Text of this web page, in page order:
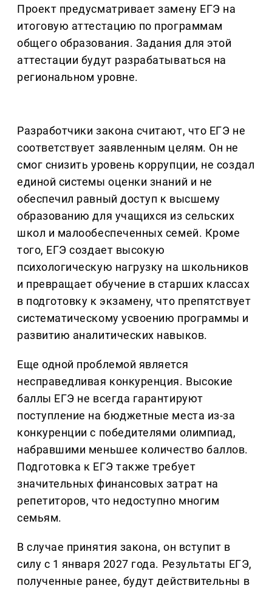
Проект предусматривает замену ЕГЭ на
итоговую аттестацию по программам
общего образования. Задания для этой
аттестации будут разрабатываться на
региональном уровне.
Разработчики закона считают, что ЕГЭ не
соответствует заявленным целям. Он не
смог снизить уровень коррупции, не создал
единой системы оценки знаний и не
обеспечил равный доступ к высшему
образованию для учащихся из сельских
школ и малообеспеченных семей. Кроме
того, ЕГЭ создает высокую
психологическую нагрузку на школьников
и превращает обучение в старших классах
в подготовку к экзамену, что препятствует
систематическому усвоению программы и
развитию аналитических навыков.
Еще одной проблемой является
несправедливая конкуренция. Высокие
баллы ЕГЭ не всегда гарантируют
поступление на бюджетные места из-за
конкуренции с победителями олимпиад,
набравшими меньшее количество баллов.
Подготовка к ЕГЭ также требует
значительных финансовых затрат на
репетиторов, что недоступно многим
семьям.
В случае принятия закона, он вступит в
силу с 1 января 2027 года. Результаты ЕГЭ,
полученные ранее, будут действительны в